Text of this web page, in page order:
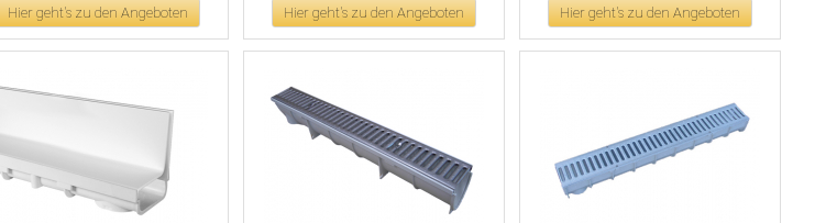
Hier geht's zu den Angeboten Hier geht's zu den Angeboten Hier geht's zu den Angeboten